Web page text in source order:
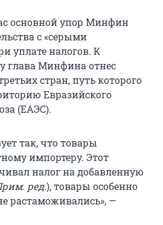
основной упор Минфин
с «серыми
уплате налогов. К
глава Минфина отнес
стран, путь которого
Евразийского
(ЕАЭС).
так, что товары
импортеру. Этот
налог на добавленную
ред.), товары особенно
растаможивались», —